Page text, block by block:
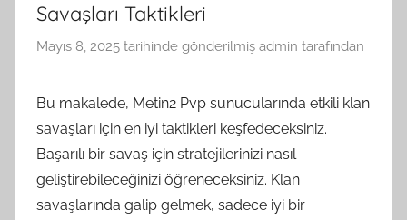
Savaşları Taktikleri
Mayıs 8, 2025 tarihinde gönderilmiş admin tarafından
Bu makalede, Metin2 Pvp sunucularında etkili klan
savaşları için en iyi taktikleri keşfedeceksiniz.
Başarılı bir savaş için stratejilerinizi nasıl
geliştirebileceğinizi öğreneceksiniz. Klan
savaşlarında galip gelmek, sadece iyi bir